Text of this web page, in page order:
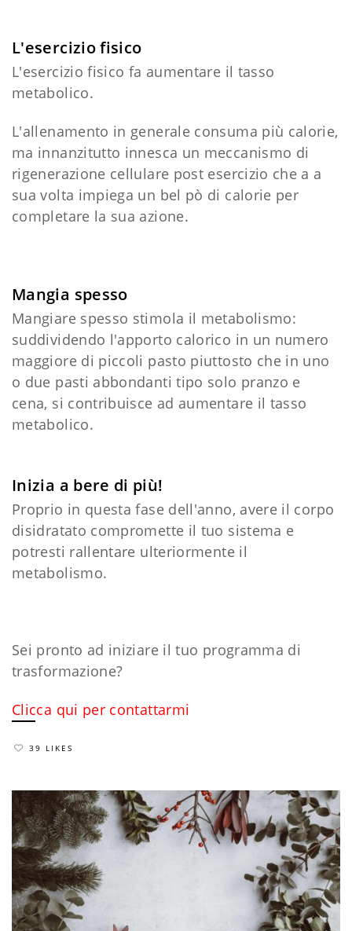
L'esercizio fisico
L'esercizio fisico fa aumentare il tasso
metabolico.
L'allenamento in generale consuma più calorie,
ma innanzitutto innesca un meccanismo di
rigenerazione cellulare post esercizio che a a
sua volta impiega un bel pò di calorie per
completare la sua azione.
Mangia spesso
Mangiare spesso stimola il metabolismo:
suddividendo l'apporto calorico in un numero
maggiore di piccoli pasto piuttosto che in uno
o due pasti abbondanti tipo solo pranzo e
cena, si contribuisce ad aumentare il tasso
metabolico.
Inizia a bere di più!
Proprio in questa fase dell'anno, avere il corpo
disidratato compromette il tuo sistema e
potresti rallentare ulteriormente il
metabolismo.
Sei pronto ad iniziare il tuo programma di
trasformazione?
Clicca qui per contattarmi
39 LIKES